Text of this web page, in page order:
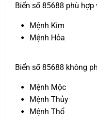
Biển số 85688 phù hợp
Mệnh Kim
Mệnh Hỏa
Biển số 85688 không
Mệnh Mộc
Mệnh Thủy
Mệnh Thổ